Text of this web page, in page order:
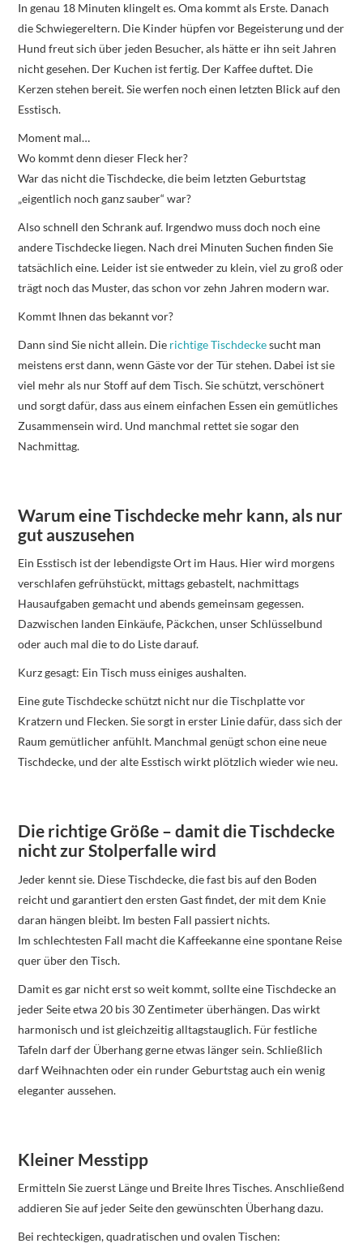
In genau 18 Minuten klingelt es. Oma kommt als Erste. Danach
die Schwiegereltern. Die Kinder hüpfen vor Begeisterung und der
Hund freut sich über jeden Besucher, als hätte er ihn seit Jahren
nicht gesehen. Der Kuchen ist fertig. Der Kaffee duftet. Die
Kerzen stehen bereit. Sie werfen noch einen letzten Blick auf den
Esstisch.
Moment mal…
Wo kommt denn dieser Fleck her?
War das nicht die Tischdecke, die beim letzten Geburtstag
„eigentlich noch ganz sauber“ war?
Also schnell den Schrank auf. Irgendwo muss doch noch eine
andere Tischdecke liegen. Nach drei Minuten Suchen finden Sie
tatsächlich eine. Leider ist sie entweder zu klein, viel zu groß oder
trägt noch das Muster, das schon vor zehn Jahren modern war.
Kommt Ihnen das bekannt vor?
Dann sind Sie nicht allein. Die richtige Tischdeckesucht man
meistens erst dann, wenn Gäste vor der Tür stehen. Dabei ist sie
viel mehr als nur Stoff auf dem Tisch. Sie schützt, verschönert
und sorgt dafür, dass aus einem einfachen Essen ein gemütliches
Zusammensein wird. Und manchmal rettet sie sogar den
Nachmittag.
Warum eine Tischdecke mehr kann, als nur
gut auszusehen
Ein Esstisch ist der lebendigste Ort im Haus. Hier wird morgens
verschlafen gefrühstückt, mittags gebastelt, nachmittags
Hausaufgaben gemacht und abends gemeinsam gegessen.
Dazwischen landen Einkäufe, Päckchen, unser Schlüsselbund
oder auch mal die to do Liste darauf.
Kurz gesagt: Ein Tisch muss einiges aushalten.
Eine gute Tischdecke schützt nicht nur die Tischplatte vor
Kratzern und Flecken. Sie sorgt in erster Linie dafür, dass sich der
Raum gemütlicher anfühlt. Manchmal genügt schon eine neue
Tischdecke, und der alte Esstisch wirkt plötzlich wieder wie neu.
Die richtige Größe – damit die Tischdecke
nicht zur Stolperfalle wird
Jeder kennt sie. Diese Tischdecke, die fast bis auf den Boden
reicht und garantiert den ersten Gast findet, der mit dem Knie
daran hängen bleibt. Im besten Fall passiert nichts.
Im schlechtesten Fall macht die Kaffeekanne eine spontane Reise
quer über den Tisch.
Damit es gar nicht erst so weit kommt, sollte eine Tischdecke an
jeder Seite etwa 20 bis 30 Zentimeter überhängen. Das wirkt
harmonisch und ist gleichzeitig alltagstauglich. Für festliche
Tafeln darf der Überhang gerne etwas länger sein. Schließlich
darf Weihnachten oder ein runder Geburtstag auch ein wenig
eleganter aussehen.
Kleiner Messtipp
Ermitteln Sie zuerst Länge und Breite Ihres Tisches. Anschließend
addieren Sie auf jeder Seite den gewünschten Überhang dazu.
Bei rechteckigen, quadratischen und ovalen Tischen: